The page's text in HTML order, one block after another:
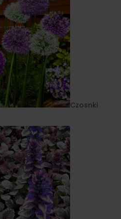
Czosnki